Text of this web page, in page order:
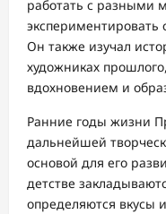
работать с разными
Он также изучал
художниках
вдохновением и
Ранние годы жизни
дальнейшей
основой для его
детстве
определяются вкусы